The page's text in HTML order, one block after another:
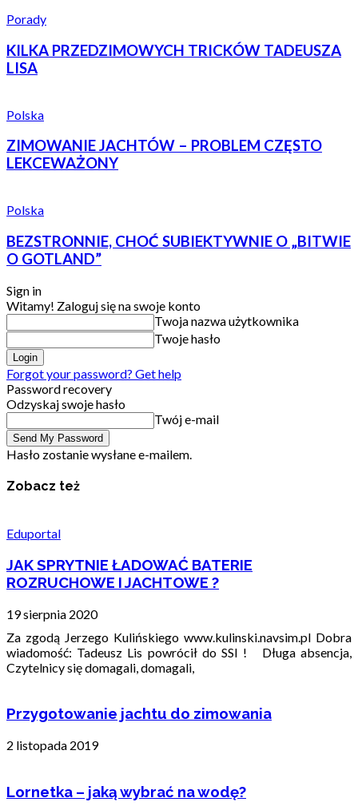
Porady
KILKA PRZEDZIMOWYCH TRICKÓW TADEUSZA
LISA
Polska
ZIMOWANIE JACHTÓW – PROBLEM CZĘSTO
LEKCEWAŻONY
Polska
BEZSTRONNIE, CHOĆ SUBIEKTYWNIE O „BITWIE
O GOTLAND”
Sign in
Witamy! Zaloguj się na swoje konto
Twoja nazwa użytkownika
Twoje hasło
Forgot your password? Get help
Password recovery
Odzyskaj swoje hasło
Twój e-mail
Hasło zostanie wysłane e-mailem.
Zobacz też
Eduportal
JAK SPRYTNIE ŁADOWAĆ BATERIE
ROZRUCHOWE I JACHTOWE ?
19 sierpnia 2020
Za zgodą Jerzego Kulińskiego www.kulinski.navsim.pl Dobra
wiadomość: Tadeusz Lis powrócił do SSI ! Długa absencja,
Czytelnicy się domagali, domagali,
Przygotowanie jachtu do zimowania
2 listopada 2019
Lornetka – jaką wybrać na wodę?